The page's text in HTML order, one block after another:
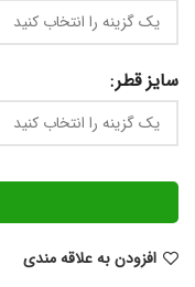
سایز قطر
افزودن به علاقه مندی